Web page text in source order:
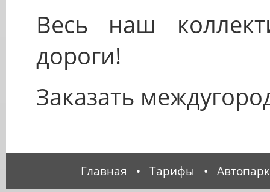
Весь наш
дороги!
Заказать
Главная • Тарифы • Автопарк